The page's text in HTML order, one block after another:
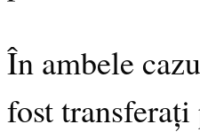
În ambele
fost